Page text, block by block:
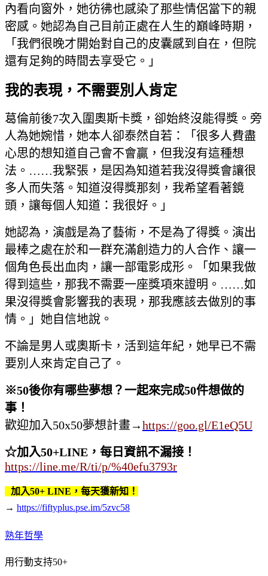
內看向窗外，她彷彿也感染了那些情侶當下的親
密感。她認為自己目前正處在人生的巔峰時期，
「我們很晚才開始對自己的皮囊感到自在，但院
還有足夠的時間去享受它。」
我的表現，不需要別人肯定
葛倫前後7次入圍奧斯卡獎，卻始終沒能得獎。旁
人為她婉惜，她本人卻泰然自若：「很多人費盡
心思的想知道自己會不會贏，但我沒有這種想
法。……我緊張，是因為知道若我沒得獎會讓很
多人而失落。知道沒得獎那刻，我希望看著鏡
頭，讓每個人知道：我很好。」
她認為，演戲是為了藝術，不是為了得獎。演出
最棒之處在於和一群充滿創造力的人合作、讓一
個角色長出血肉，讓一部電影成形。「如果我做
得到這些，那我不需要一座獎項來證明。……如
果沒得獎會影響我的表現，那我應該去做別的事
情。」她自信地說。
不論是男人或奧斯卡，活到這年紀，她早已不需
要別人來肯定自己了。
※50後你有哪些夢想？一起來完成50件想做的
事！
歡迎加入50x50夢想計畫 →https://goo.gl/E1eQ5U
☆加入50+LINE，每日資訊不漏接！
https://line.me/R/ti/p/%40efu3793r
加入50+ LINE，每天獲新知！
→ https://fiftyplus.pse.im/5zvc58
熟年哲學
用行動支持50+